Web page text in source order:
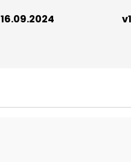
16.09.2024